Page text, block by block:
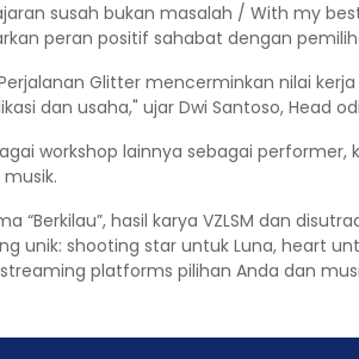
susah bukan masalah / With my
peran positif sahabat dengan
Glitter mencerminkan nilai
dan usaha," ujar Dwi Santoso, Head
workshop lainnya sebagai
hasil karya VZLSM dan
unik: shooting star untuk Luna, heart
platforms pilihan Anda dan